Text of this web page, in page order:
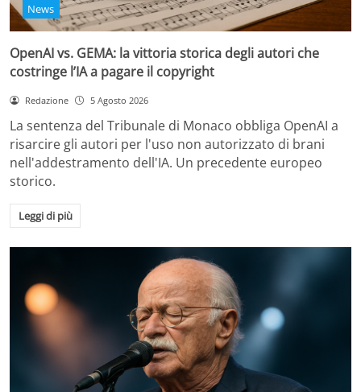
News
OpenAI vs. GEMA: la vittoria storica degli autori che
costringe l’IA a pagare il copyright
Redazione 5 Agosto 2026
La sentenza del Tribunale di Monaco obbliga OpenAI a
risarcire gli autori per l'uso non autorizzato di brani
nell'addestramento dell'IA. Un precedente europeo
storico.
Leggi di più